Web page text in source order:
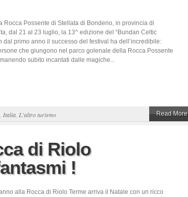
Rocca Possente di Stellata di Bondeno, in provincia di
dal 21 al 23 luglio, la 13^ edizione del “Bundan Celtic
dal primo anno il successo del festival ha dell’incredibile:
che giungono nel parco golenale della Rocca Possente
subito incantati dalle magiche...
Italia L'altro turismo Read More
di Riolo
!
alla Rocca di Riolo Terme arriva il Natale con un ricco